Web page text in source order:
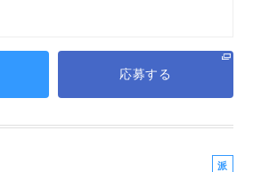
応募する
派